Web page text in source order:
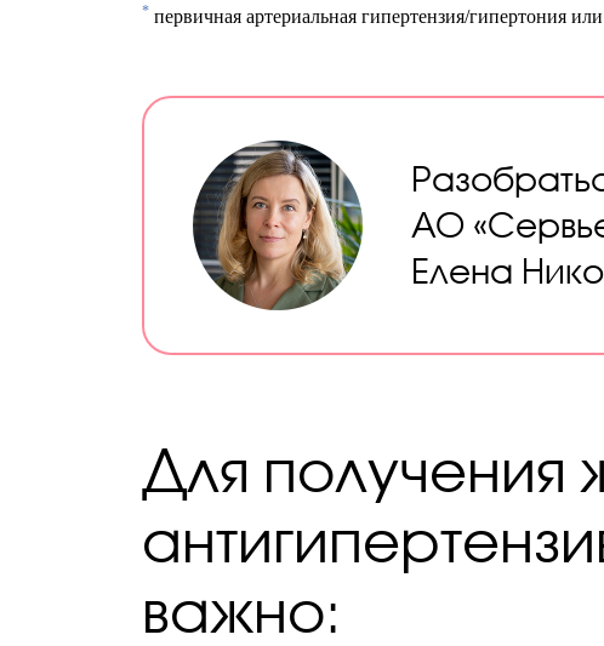
* первичная артериальная гипертензия/гипертония
АО
Елена
Для получения
важно: